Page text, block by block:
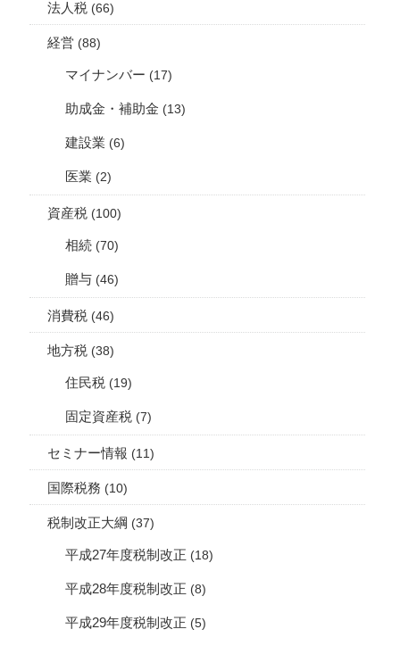
法人税 (66)
経営 (88)
マイナンバー (17)
助成金・補助金 (13)
建設業 (6)
医業 (2)
資産税 (100)
相続 (70)
贈与 (46)
消費税 (46)
地方税 (38)
住民税 (19)
固定資産税 (7)
セミナー情報 (11)
国際税務 (10)
税制改正大綱 (37)
平成27年度税制改正 (18)
平成28年度税制改正 (8)
平成29年度税制改正 (5)